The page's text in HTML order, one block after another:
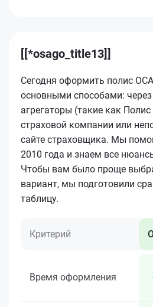
[[*osago_title13]]
Сегодня оформить полис
основными способами:
агрегаторы (такие как
страховой компании или
сайте страховщика. Мы
2010 года и знаем все
Чтобы вам было проще
вариант, мы подготовили
таблицу.
Критерий
Время оформления